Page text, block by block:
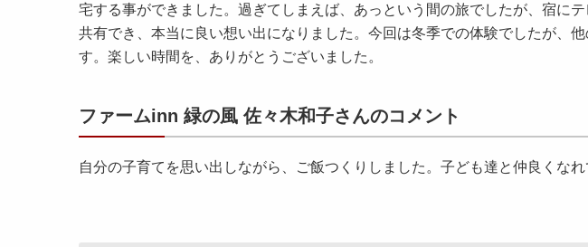
宅する事ができました。過ぎてしまえば、あっという間の旅でしたが、宿に
共有でき、本当に良い想い出になりました。今回は冬季での体験でしたが、
す。楽しい時間を、ありがとうございました。
ファームinn 緑の風 佐々木和子さんのコメント
自分の子育てを思い出しながら、ご飯つくりしました。子ども達と仲良くなれ